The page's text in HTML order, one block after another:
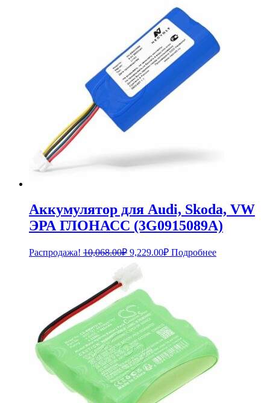
11,628.00₽.
10,659.00₽.
Аккумулятор для Audi, Skoda, VW
ЭРА ГЛОНАСС (3G0915089A)
Распродажа! 10,068.00₽ Первоначальная
составляла
10,068.00₽.
9,229.00₽Текущая
Подробнее